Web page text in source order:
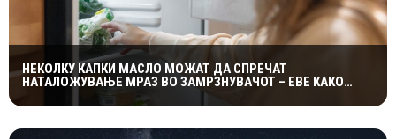
НЕКОЛКУ КАПКИ МАСЛО МОЖАТ ДА СПРЕЧАТ
НАТАЛОЖУВАЊЕ МРАЗ ВО ЗАМРЗНУВАЧОТ – ЕВЕ КАКО
ФУНКЦИОНИРА ЕДНОСТАВНИОТ ТРИК